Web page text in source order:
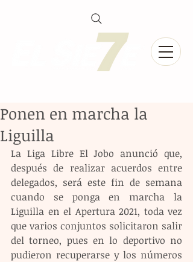
Ponen en marcha la
Liguilla
La Liga Libre El Jobo anunció que,
después de realizar acuerdos entre
delegados, será este fin de semana
cuando se ponga en marcha la
Liguilla en el Apertura 2021, toda vez
que varios conjuntos solicitaron salir
del torneo, pues en lo deportivo no
pudieron recuperarse y los números